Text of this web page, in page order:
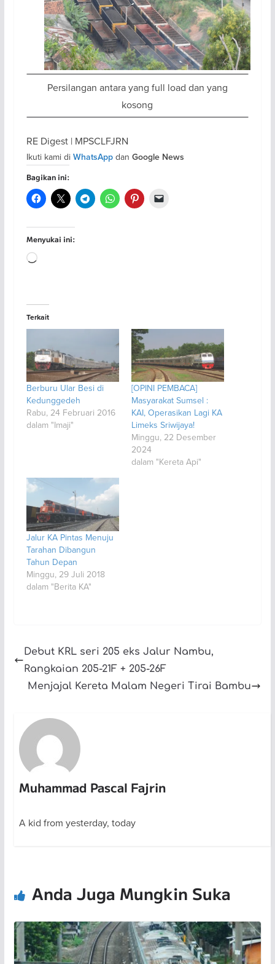
Persilangan antara yang full load dan yang
kosong
RE Digest | MPSCLFJRN
Ikuti kami di WhatsAppdan Google News
Bagikan ini:
Menyukai ini:
Memuat...
Terkait
Berburu Ular Besi di
Kedunggedeh
Rabu, 24 Februari 2016
dalam "Imaji"
[OPINI PEMBACA]
Masyarakat Sumsel :
KAI, Operasikan Lagi KA
Limeks Sriwijaya!
Minggu, 22 Desember
2024
dalam "Kereta Api"
Jalur KA Pintas Menuju
Tarahan Dibangun
Tahun Depan
Minggu, 29 Juli 2018
dalam "Berita KA"
Debut KRL seri 205 eks Jalur Nambu,
Rangkaian 205-21F + 205-26F
Menjajal Kereta Malam Negeri Tirai Bambu
Muhammad Pascal Fajrin
A kid from yesterday, today
Anda Juga Mungkin Suka